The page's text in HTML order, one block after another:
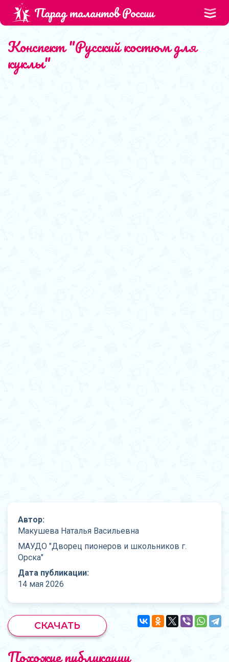
Парад талантов России
Конспект "Русский костюм для
куклы"
Автор:
Макушева Наталья Васильевна
МАУДО "Дворец пионеров и школьников г.
Орска"
Дата публикации:
14 мая 2026
СКАЧАТЬ
Похожие публикации